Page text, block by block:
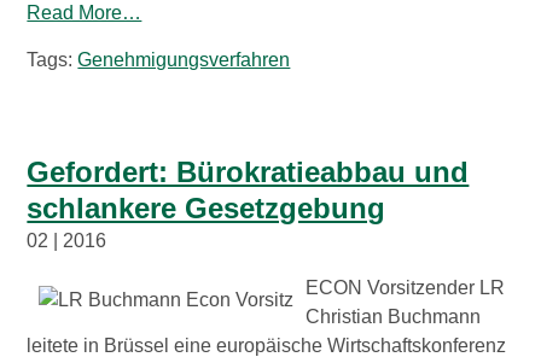
Read More…
Tags:Genehmigungsverfahren
Gefordert: Bürokratieabbau und
schlankere Gesetzgebung
02 | 2016
ECON Vorsitzender LR
Christian Buchmann
leitete in Brüssel eine europäische Wirtschaftskonferenz